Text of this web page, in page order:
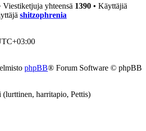
Viestiketjuja yhteensä 1390 • Käyttäjiä
shitzophrenia
phpBB® Forum Software © phpBB
harritapio, Pettis)